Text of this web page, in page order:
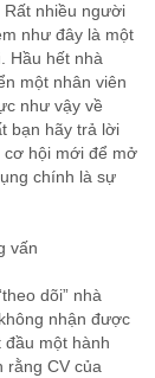
Rất nhiều người
như đây là một
Hầu hết nhà
một nhân viên
như vậy về
bạn hãy trả lời
cơ hội mới để mở
chính là sự
vấn
dõi” nhà
nhận được
đầu một hành
rằng CV của